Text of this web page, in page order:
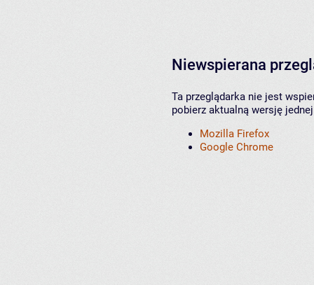
Niewspierana
Ta przeglądarka nie jest
pobierz aktualną wersję
Mozilla Firefox
Google Chrome